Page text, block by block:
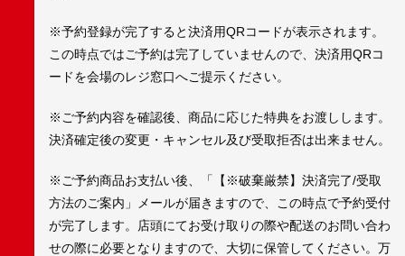
※予約登録が完了すると決済用QRコードが表示されます。
この時点ではご予約は完了していませんので、決済用QRコ
ードを会場のレジ窓口へご提示ください。
※ご予約内容を確認後、商品に応じた特典をお渡しします。
決済確定後の変更・キャンセル及び受取拒否は出来ません。
※ご予約商品お支払い後、「【※破棄厳禁】決済完了/受取
方法のご案内」メールが届きますので、この時点で予約受付
が完了します。店頭にてお受け取りの際や配送のお問い合わ
せの際に必要となりますので、大切に保管してください。万